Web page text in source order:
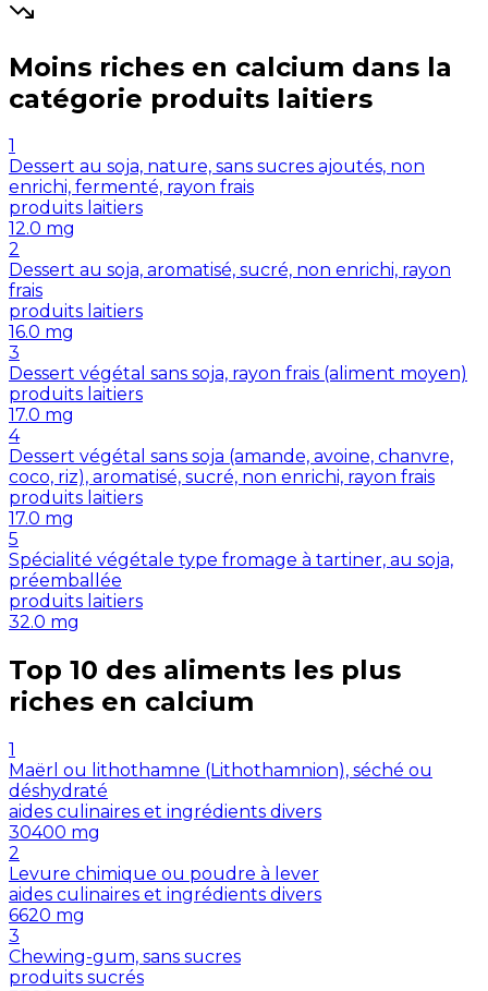
Moins riches en calcium dans la
catégorie produits laitiers
1
Dessert au soja, nature, sans sucres ajoutés, non
enrichi, fermenté, rayon frais
produits laitiers
12.0 mg
2
Dessert au soja, aromatisé, sucré, non enrichi, rayon
frais
produits laitiers
16.0 mg
3
Dessert végétal sans soja, rayon frais (aliment moyen)
produits laitiers
17.0 mg
4
Dessert végétal sans soja (amande, avoine, chanvre,
coco, riz), aromatisé, sucré, non enrichi, rayon frais
produits laitiers
17.0 mg
5
Spécialité végétale type fromage à tartiner, au soja,
préemballée
produits laitiers
32.0 mg
Top 10 des aliments les plus
riches en calcium
1
Maërl ou lithothamne (Lithothamnion), séché ou
déshydraté
aides culinaires et ingrédients divers
30400 mg
2
Levure chimique ou poudre à lever
aides culinaires et ingrédients divers
6620 mg
3
Chewing-gum, sans sucres
produits sucrés